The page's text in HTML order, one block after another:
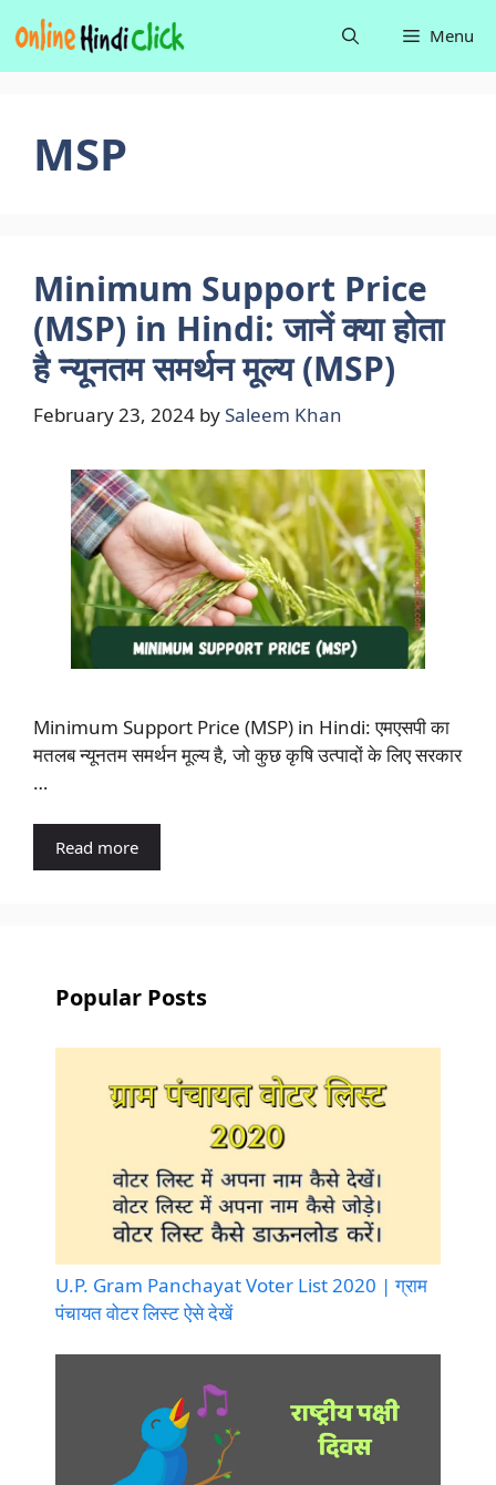
to
content
Menu
MSP
Minimum Support Price
(MSP) in Hindi: जानें क्या होता
है न्यूनतम समर्थन मूल्य (MSP)
February 23, 2024 bySaleem Khan
Minimum Support Price (MSP) in Hindi: एमएसपी का
मतलब न्यूनतम समर्थन मूल्य है, जो कुछ कृषि उत्पादों के लिए सरकार
…
Read more
Popular Posts
U.P. Gram Panchayat Voter List 2020 | ग्राम
पंचायत वोटर लिस्ट ऐसे देखें